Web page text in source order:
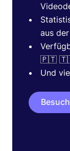
aus
🇵🇹
Und